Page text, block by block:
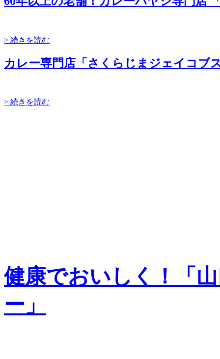
> 続きを読む
カレー専門店「さくらじまジェイコブ
> 続きを読む
健康でおいしく！「
ー」